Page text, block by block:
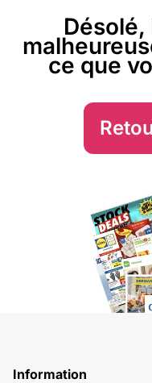
ce que
Information